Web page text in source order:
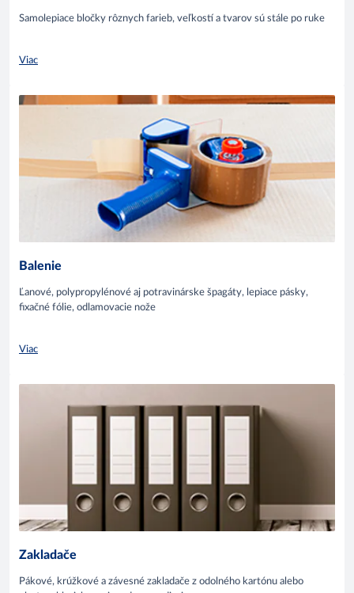
Samolepiace bločky rôznych farieb, veľkostí a tvarov sú stále po ruke
Viac
Balenie
Ľanové, polypropylénové aj potravinárske špagáty, lepiace pásky,
fixačné fólie, odlamovacie nože
Viac
Zakladače
Pákové, krúžkové a závesné zakladače z odolného kartónu alebo